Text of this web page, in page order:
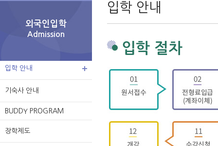
외국인입학
Admission
입학 안내
기숙사 안내
BUDDY PROGRAM
장학제도
입학 안내
입학 절차